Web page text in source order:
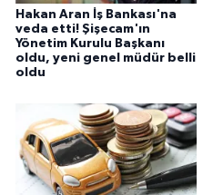
Hakan Aran İş Bankası'na
veda etti! Şişecam'ın
Yönetim Kurulu Başkanı
oldu, yeni genel müdür belli
oldu